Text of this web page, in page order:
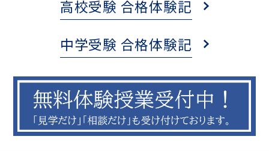
高校受験 合格体験記
中学受験 合格体験記